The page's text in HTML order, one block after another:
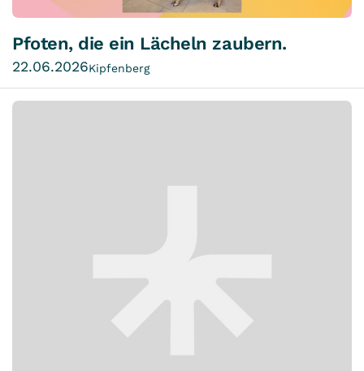
Pfoten, die ein Lächeln zaubern.
22.06.2026Kipfenberg